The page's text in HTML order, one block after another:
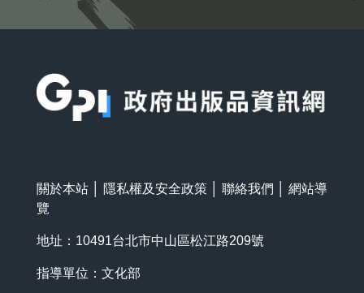
關於本站 隱私權及安全政策 聯絡我們
網站導
覽
地址：10491台北市中山區松江路209號
指導單位：文化部